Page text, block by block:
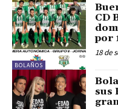
BOLAÑOS
CD
por
18 de
sus